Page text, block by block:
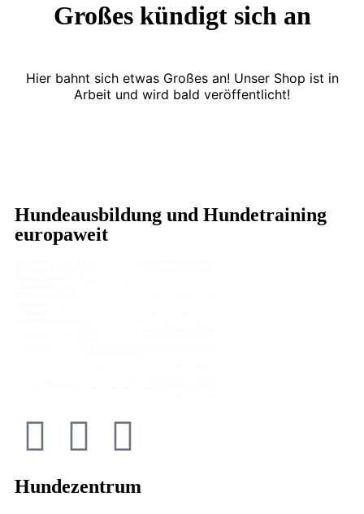
Großes kündigt sich an
Hier bahnt sich etwas Großes an! Unser Shop ist in
Arbeit und wird bald veröffentlicht!
Hundeausbildung und Hundetraining
europaweit
Hundezentrum